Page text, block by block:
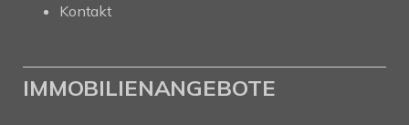
Kontakt
IMMOBILIENANGEBOTE